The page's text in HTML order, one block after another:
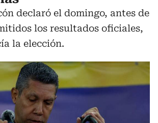
declaró el domingo, antes de
los resultados oficiales,
la elección.